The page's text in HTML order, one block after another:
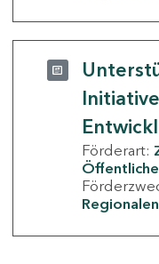
Förderart: